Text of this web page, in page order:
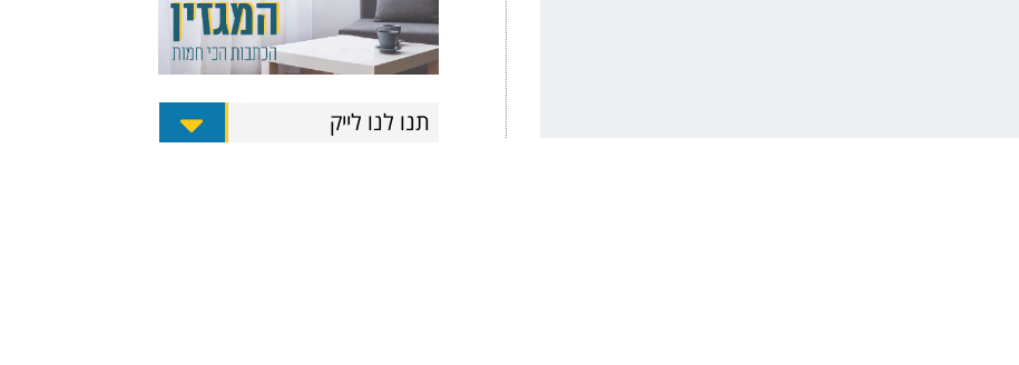
תנו לנו לייק